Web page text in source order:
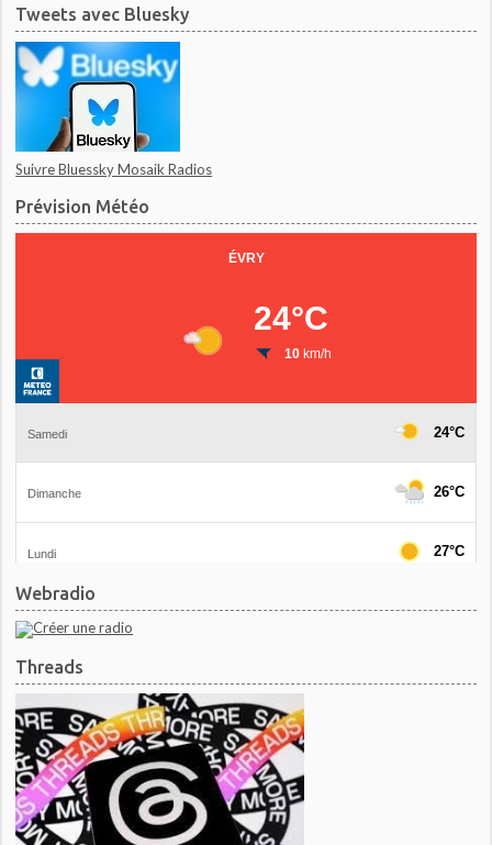
Tweets avec Bluesky
Suivre Bluessky Mosaik Radios
Prévision Météo
Webradio
Threads